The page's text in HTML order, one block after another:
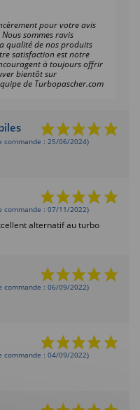
pour votre avis
sommes ravis
qualité de nos produits
satisfaction est notre
à toujours offrir
bientôt sur
de Turbopascher.com
commande : 25/06/2024)
commande : 07/11/2022)
alternatif au turbo
commande : 06/09/2022)
commande : 04/09/2022)